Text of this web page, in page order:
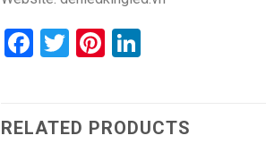
Facebook
TwitterPinterest
LinkedIn
RELATED PRODUCTS